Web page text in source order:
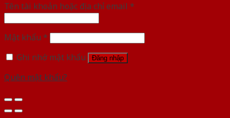
Tên tài khoản hoặc địa chỉ email *
Mật khẩu *
Ghi nhớ mật khẩu
Đăng nhập
Quên mật khẩu?